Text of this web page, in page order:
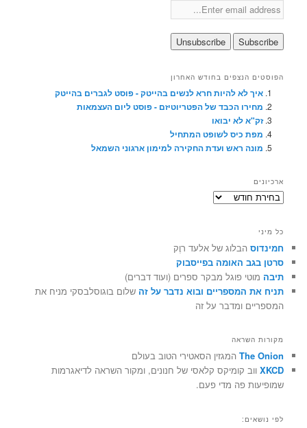
הפוסטים הנצפים בחודש האחרון
איך לא להיות חרא לנשים בהייטק - פוסט לגברים בהייטק
מחירו הכבד של הפטריוטיזם - פוסט ליום העצמאות
זק"א לא יבואו
מפת כיס לשופט המתחיל
מונה ראש ועדת החקירה למימון ארגוני השמאל
ארכיונים
ארכיונים
כל מיני
חמינדוס הבלוג של אלעד רוֶק
סרטן בגב האומה בפייסבוק
תיבה מוטי פוגל מבקר ספרים (ועוד דברים)
תניח את המספריים ובוא נדבר על זה שלום בוגוסלבסקי מניח את
המספריים ומדבר על זה
מקורות השראה
The Onion המגזין הסאטירי הטוב בעולם
XKCD ווב קומיקס קלאסי של חנונים, ומקור השראה לדיאגרמות
שמופיעות פה מדי פעם.
לפי נושאים: